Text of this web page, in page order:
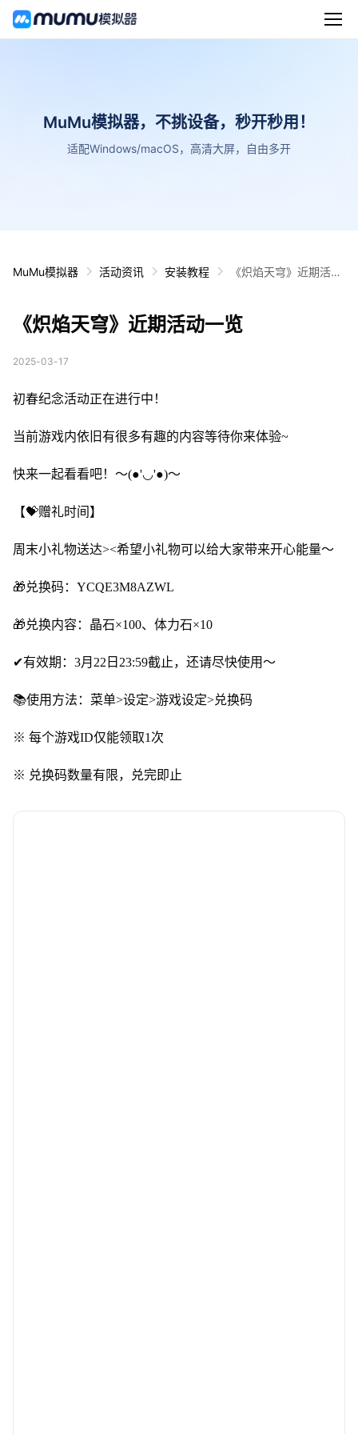
MuMu模拟器，不挑设备，秒开秒用！
适配Windows/macOS，高清大屏，自由多开
MuMu模拟器 活动资讯 安装教程
《炽焰天穹》近期活动
《炽焰天穹》近期活动一览
2025-03-17
初春纪念活动正在进行中！
当前游戏内依旧有很多有趣的内容等待你来体验~
快来一起看看吧！～(●'◡'●)～
【💝赠礼时间】
周末小礼物送达><希望小礼物可以给大家带来开心能量～
🎁兑换码：YCQE3M8AZWL
🎁兑换内容：晶石×100、体力石×10
✔有效期：3月22日23:59截止，还请尽快使用～
📚使用方法：菜单>设定>游戏设定>兑换码
※ 每个游戏ID仅能领取1次
※ 兑换码数量有限，兑完即止